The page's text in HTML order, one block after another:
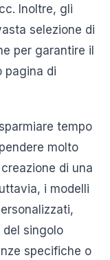
Inoltre, gli
selezione di
per garantire il
pagina di
tempo
molto
di una
i modelli
singolo
specifiche o